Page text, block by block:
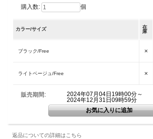
購入数: 個
カラー/サイズ
在
庫
ブラック/Free ×
ライトベージュ/Free ×
販売期間:
2024年07月04日19時00分～
2024年12月31日09時59分
返品についての詳細はこちら